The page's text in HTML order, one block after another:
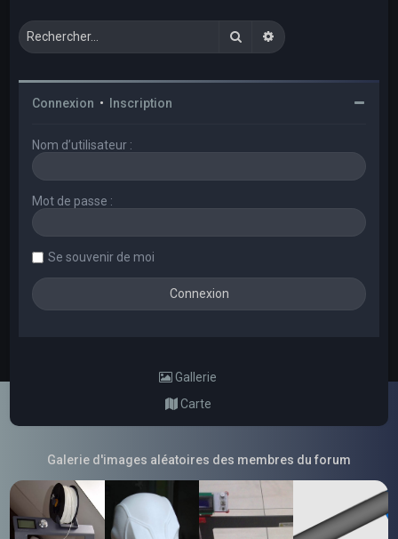
RechercherRecherche avancée
Connexion • Inscription
Nom d’utilisateur :
Mot de passe :
Se souvenir de moi
Gallerie
Carte
Galerie d'images aléatoires des membres du forum